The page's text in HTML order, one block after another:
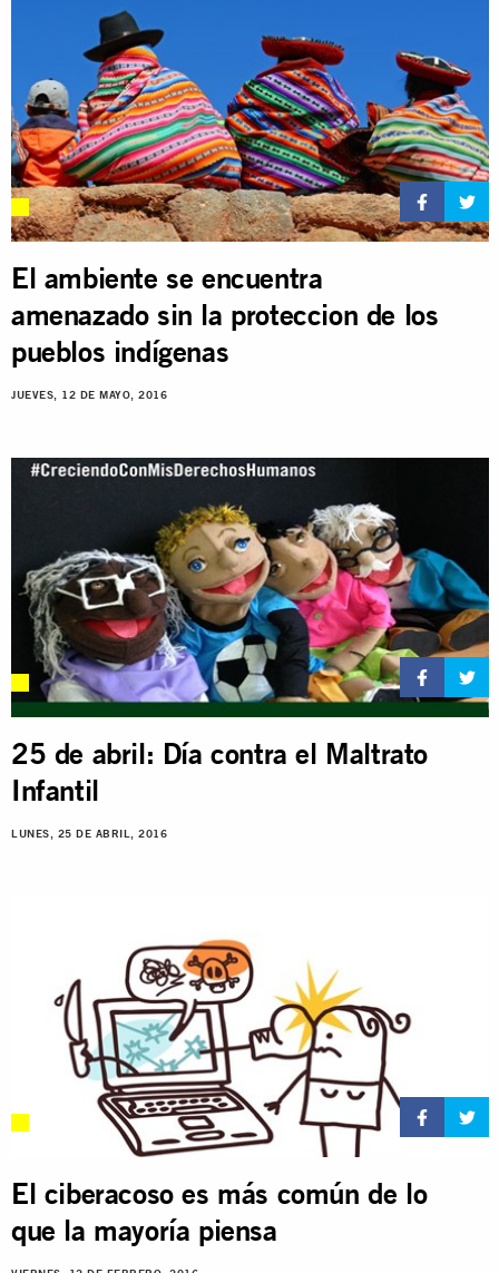
El ambiente se encuentra
amenazado sin la proteccion de los
pueblos indígenas
JUEVES, 12 DE MAYO, 2016
25 de abril: Día contra el Maltrato
Infantil
LUNES, 25 DE ABRIL, 2016
El ciberacoso es más común de lo
que la mayoría piensa